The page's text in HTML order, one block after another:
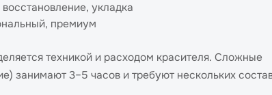
укладка
премиум
техникой и расходом красителя. Сложные
занимают 3–5 часов и требуют нескольких